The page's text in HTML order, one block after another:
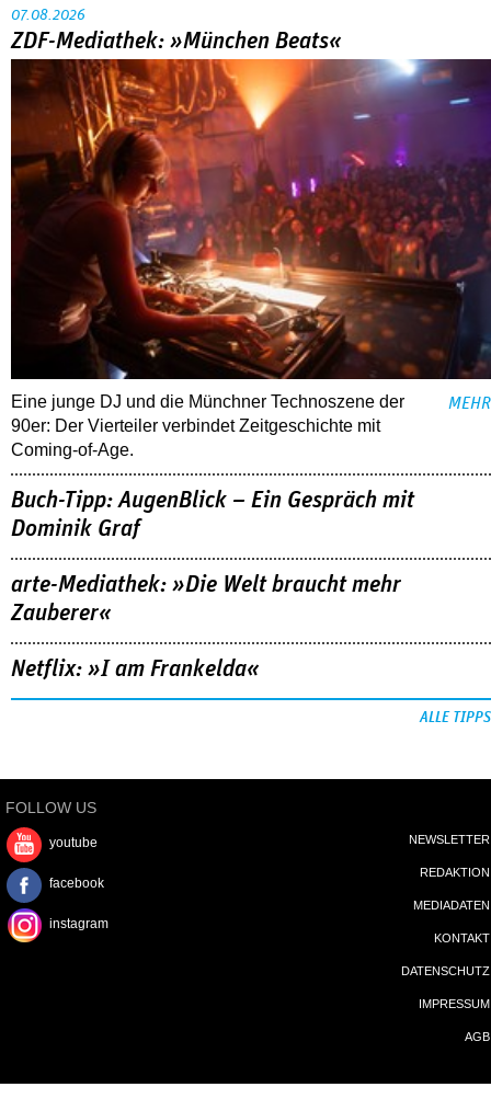
07.08.2026
ZDF-Mediathek: »München Beats«
Eine junge DJ und die Münchner Technoszene der
90er: Der Vierteiler verbindet Zeitgeschichte mit
Coming-of-Age.
MEHR
Buch-Tipp: AugenBlick – Ein Gespräch mit
Dominik Graf
arte-Mediathek: »Die Welt braucht mehr
Zauberer«
Netflix: »I am Frankelda«
ALLE TIPPS
FOLLOW US
youtube
facebook
instagram
NEWSLETTER
REDAKTION
MEDIADATEN
KONTAKT
DATENSCHUTZ
IMPRESSUM
AGB